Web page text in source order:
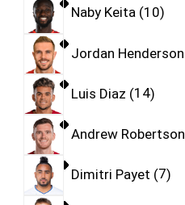
Naby Keita 10
Jordan Henderson
Luis Diaz 14
Andrew Robertson
Dimitri Payet 7